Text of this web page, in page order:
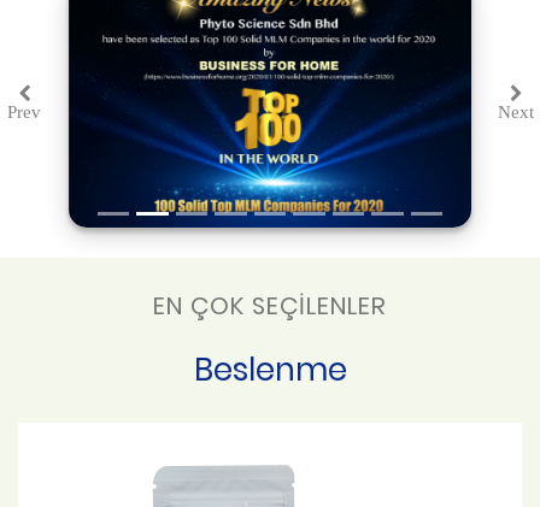
PrevPrevious Next
EN ÇOK SEÇİLENLER
Beslenme